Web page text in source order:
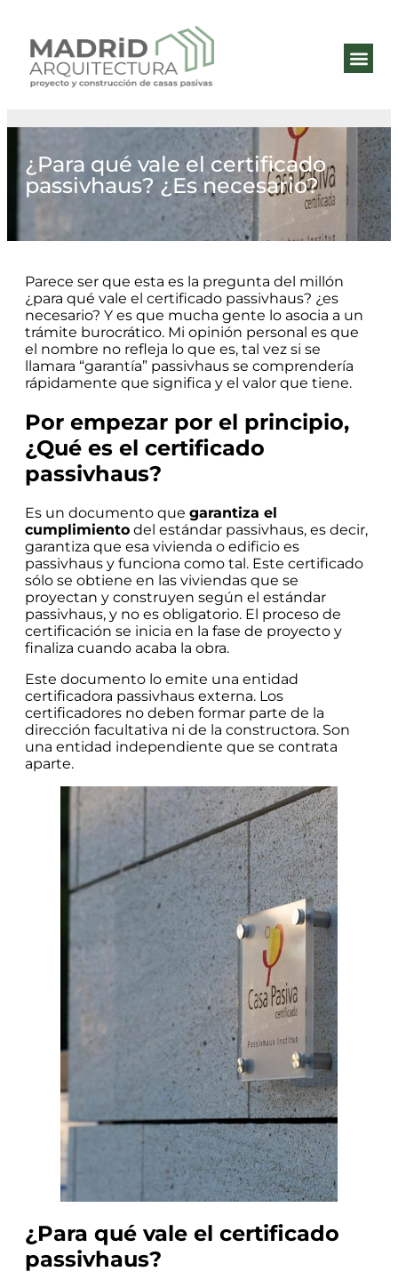
¿Para qué vale el certificado
passivhaus? ¿Es necesario?
Parece ser que esta es la pregunta del millón
¿para qué vale el certificado passivhaus? ¿es
necesario? Y es que mucha gente lo asocia a un
trámite burocrático. Mi opinión personal es que
el nombre no refleja lo que es, tal vez si se
llamara “garantía” passivhaus se comprendería
rápidamente que significa y el valor que tiene.
Por empezar por el principio,
¿Qué es el certificado
passivhaus?
Es un documento que garantiza el
cumplimiento del estándar passivhaus, es decir,
garantiza que esa vivienda o edificio es
passivhaus y funciona como tal. Este certificado
sólo se obtiene en las viviendas que se
proyectan y construyen según el estándar
passivhaus, y no es obligatorio. El proceso de
certificación se inicia en la fase de proyecto y
finaliza cuando acaba la obra.
Este documento lo emite una entidad
certificadora passivhaus externa. Los
certificadores no deben formar parte de la
dirección facultativa ni de la constructora. Son
una entidad independiente que se contrata
aparte.
¿Para qué vale el certificado
passivhaus?